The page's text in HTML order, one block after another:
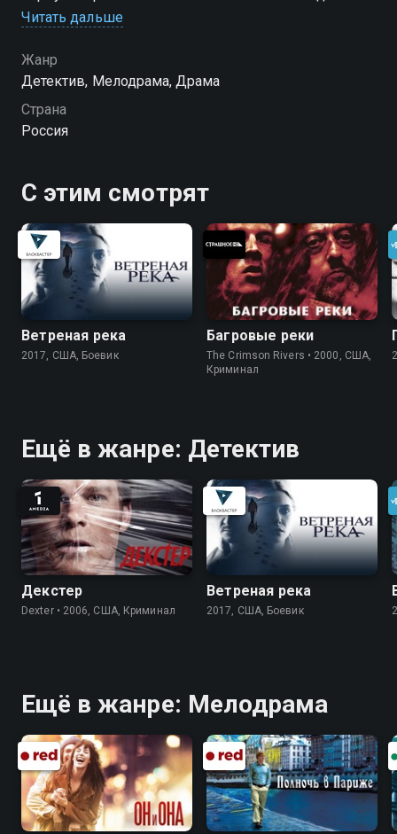
потеряла возможность иметь детей. После
ещё не родившихся детей
Читать дальше
Жанр
Детектив, Мелодрама, Драма
Страна
Россия
С этим смотрят
Ветреная река
2017, США, Боевик
Багровые реки
The Crimson Rivers • 2000, США,
Криминал
Ещё в жанре: Детектив
Декстер
Dexter • 2006, США, Криминал
Ветреная река
2017, США, Боевик
Ещё в жанре: Мелодрама